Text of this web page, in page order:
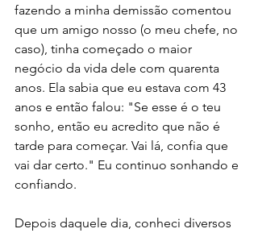
fazendo a minha demissão comentou
que um amigo nosso (o meu chefe, no
caso), tinha começado o maior
negócio da vida dele com quarenta
anos. Ela sabia que eu estava com 43
anos e então falou: "Se esse é o teu
sonho, então eu acredito que não é
tarde para começar. Vai lá, confia que
vai dar certo." Eu continuo sonhando e
confiando.
Depois daquele dia, conheci diversos